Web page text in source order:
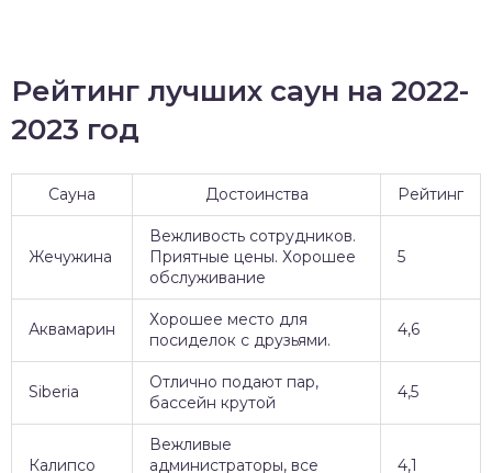
Рейтинг лучших саун на 2022-
2023 год
Сауна Достоинства Рейтинг
Жечужина
Вежливость сотрудников.
Приятные цены. Хорошее
обслуживание
5
Аквамарин
Хорошее место для
посиделок с друзьями.
4,6
Siberia
Отлично подают пар,
бассейн крутой
4,5
Калипсо
Вежливые
администраторы, все
4,1